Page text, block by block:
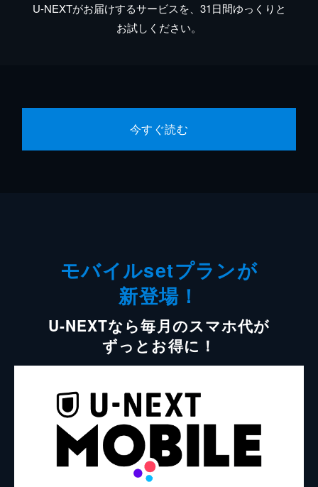
U-NEXTがお届けするサービスを、31日間ゆっくりと
お試しください。
今すぐ読む
モバイルsetプランが
新登場！
U-NEXTなら毎月のスマホ代が
ずっとお得に！